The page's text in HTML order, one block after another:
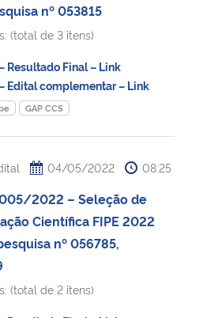
nº 053815
(total de 3 itens)
Final – Link
complementar – Link
GAP CCS
04/05/2022 08:25
2022 – Seleção de
Científica FIPE 2022
nº 056785,
(total de 2 itens)